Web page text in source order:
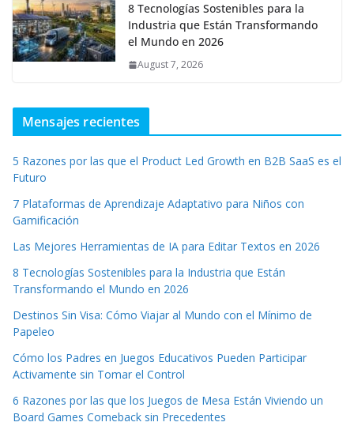
8 Tecnologías Sostenibles para la
Industria que Están Transformando
el Mundo en 2026
August 7, 2026
Mensajes recientes
5 Razones por las que el Product Led Growth en B2B SaaS es el
Futuro
7 Plataformas de Aprendizaje Adaptativo para Niños con
Gamificación
Las Mejores Herramientas de IA para Editar Textos en 2026
8 Tecnologías Sostenibles para la Industria que Están
Transformando el Mundo en 2026
Destinos Sin Visa: Cómo Viajar al Mundo con el Mínimo de
Papeleo
Cómo los Padres en Juegos Educativos Pueden Participar
Activamente sin Tomar el Control
6 Razones por las que los Juegos de Mesa Están Viviendo un
Board Games Comeback sin Precedentes